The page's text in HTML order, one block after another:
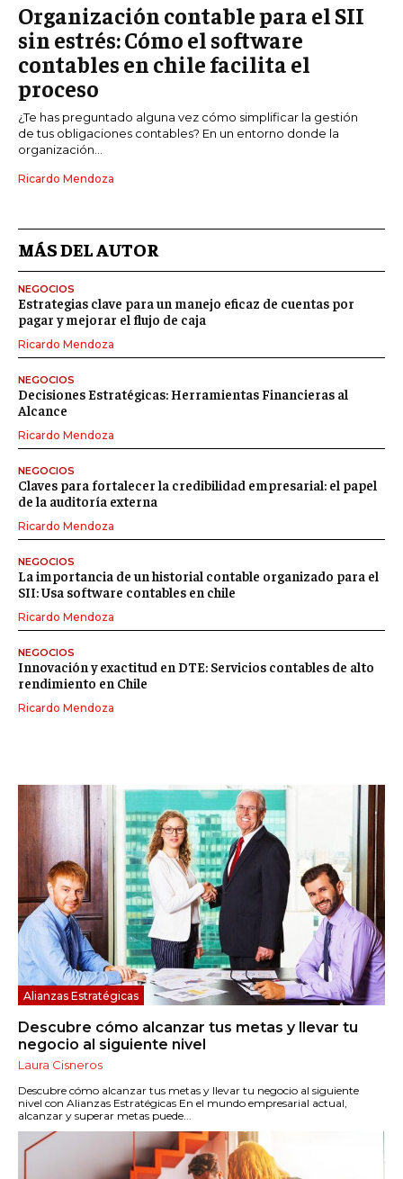
Alianzas Estratégicas
Descubre cómo alcanzar tus metas y llevar tu
negocio al siguiente nivel
Laura Cisneros
Descubre cómo alcanzar tus metas y llevar tu negocio al siguiente
nivel con Alianzas Estratégicas En el mundo empresarial actual,
alcanzar y superar metas puede...
Organización contable para el SII
sin estrés: Cómo el software
contables en chile facilita el
proceso
¿Te has preguntado alguna vez cómo simplificar la gestión
de tus obligaciones contables? En un entorno donde la
organización...
Ricardo Mendoza
MÁS DEL AUTOR
NEGOCIOS
Estrategias clave para un manejo eficaz de cuentas por
pagar y mejorar el flujo de caja
Ricardo Mendoza
NEGOCIOS
Decisiones Estratégicas: Herramientas Financieras al
Alcance
Ricardo Mendoza
NEGOCIOS
Claves para fortalecer la credibilidad empresarial: el papel
de la auditoría externa
Ricardo Mendoza
NEGOCIOS
La importancia de un historial contable organizado para el
SII: Usa software contables en chile
Ricardo Mendoza
NEGOCIOS
Innovación y exactitud en DTE: Servicios contables de alto
rendimiento en Chile
Ricardo Mendoza